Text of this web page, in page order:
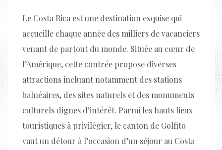
Le Costa Rica est une destination exquise qui
accueille chaque année des milliers de vacanciers
venant de partout du monde. Située au cœur de
l’Amérique, cette contrée propose diverses
attractions incluant notamment des stations
balnéaires, des sites naturels et des monuments
culturels dignes d’intérêt. Parmi les hauts lieux
touristiques à privilégier, le canton de Golfito
vaut un détour à l’occasion d’un séjour au Costa